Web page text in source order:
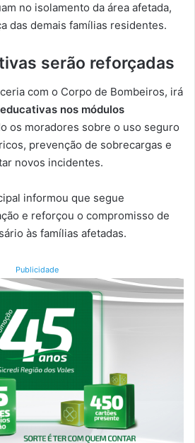
no isolamento da área afetada,
das demais famílias residentes.
serão reforçadas
com o Corpo de Bombeiros, irá
nos módulos
os moradores sobre o uso seguro
prevenção de sobrecargas e
novos incidentes.
informou que segue
e reforçou o compromisso de
às famílias afetadas.
Publicidade